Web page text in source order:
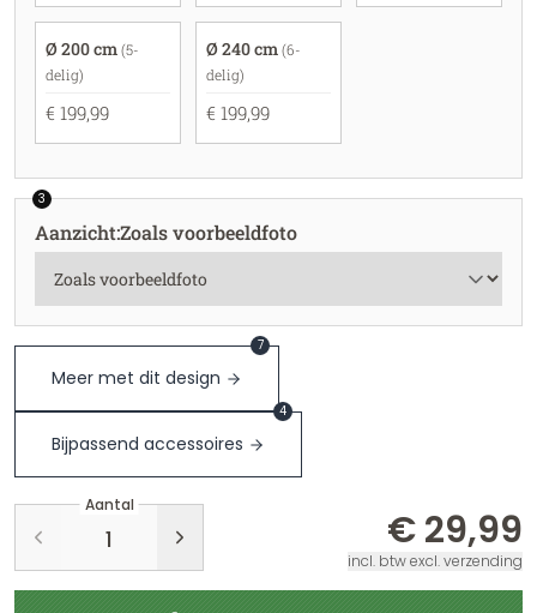
Ø 200 cm (5-
delig)
€ 199,99
Ø 240 cm (6-
delig)
€ 199,99
3
Aanzicht:Zoals voorbeeldfoto
Meer met dit design
7
Bijpassend accessoires
4
Aantal
€ 29,99
incl. btw excl. verzending